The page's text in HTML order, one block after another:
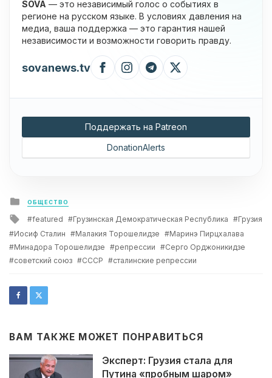
SOVA — это независимый голос о событиях в
регионе на русском языке. В условиях давления на
медиа, ваша поддержка — это гарантия нашей
независимости и возможности говорить правду.
sovanews.tv
Поддержать на Patreon
DonationAlerts
Posted
in
ОБЩЕСТВО
Tagged
with
featured Грузинская Демократическая Республика
Грузия
Иосиф Сталин
Малакия Торошелидзе
Маринэ Пирцхалава
Минадора Торошелидзе
репрессии
Серго Орджоникидзе
советский союз
СССР сталинские репрессии
ВАМ ТАКЖЕ МОЖЕТ ПОНРАВИТЬСЯ
Эксперт: Грузия стала для
Путина «пробным шаром»